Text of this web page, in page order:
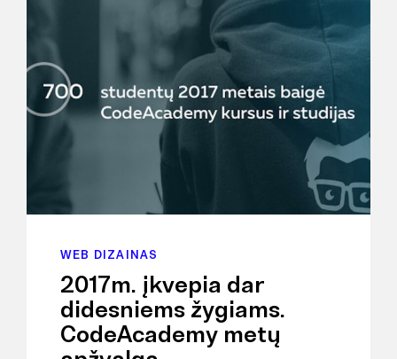
WEB DIZAINAS
2017m. įkvepia dar
didesniems žygiams.
CodeAcademy metų